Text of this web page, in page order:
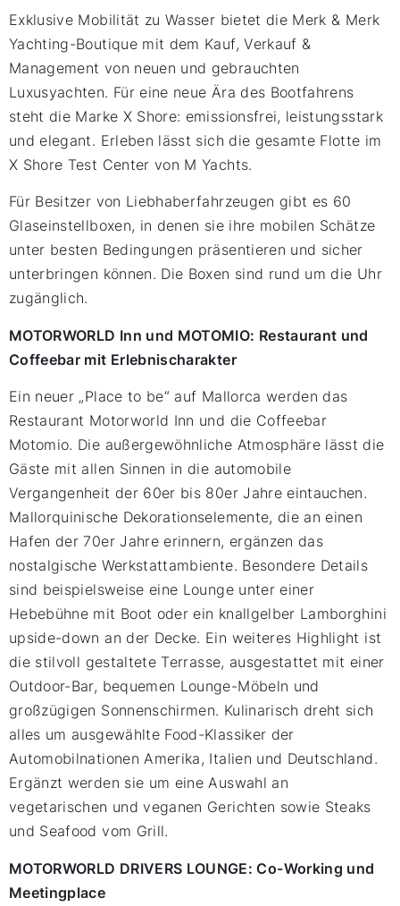
Exklusive Mobilität zu Wasser bietet die Merk & Merk
Yachting-Boutique mit dem Kauf, Verkauf &
Management von neuen und gebrauchten
Luxusyachten. Für eine neue Ära des Bootfahrens
steht die Marke X Shore: emissionsfrei, leistungsstark
und elegant. Erleben lässt sich die gesamte Flotte im
X Shore Test Center von M Yachts.
Für Besitzer von Liebhaberfahrzeugen gibt es 60
Glaseinstellboxen, in denen sie ihre mobilen Schätze
unter besten Bedingungen präsentieren und sicher
unterbringen können. Die Boxen sind rund um die Uhr
zugänglich.
MOTORWORLD Inn und MOTOMIO: Restaurant und
Coffeebar mit Erlebnischarakter
Ein neuer „Place to be“ auf Mallorca werden das
Restaurant Motorworld Inn und die Coffeebar
Motomio. Die außergewöhnliche Atmosphäre lässt die
Gäste mit allen Sinnen in die automobile
Vergangenheit der 60er bis 80er Jahre eintauchen.
Mallorquinische Dekorationselemente, die an einen
Hafen der 70er Jahre erinnern, ergänzen das
nostalgische Werkstattambiente. Besondere Details
sind beispielsweise eine Lounge unter einer
Hebebühne mit Boot oder ein knallgelber Lamborghini
upside-down an der Decke. Ein weiteres Highlight ist
die stilvoll gestaltete Terrasse, ausgestattet mit einer
Outdoor-Bar, bequemen Lounge-Möbeln und
großzügigen Sonnenschirmen. Kulinarisch dreht sich
alles um ausgewählte Food-Klassiker der
Automobilnationen Amerika, Italien und Deutschland.
Ergänzt werden sie um eine Auswahl an
vegetarischen und veganen Gerichten sowie Steaks
und Seafood vom Grill.
MOTORWORLD DRIVERS LOUNGE: Co-Working und
Meetingplace